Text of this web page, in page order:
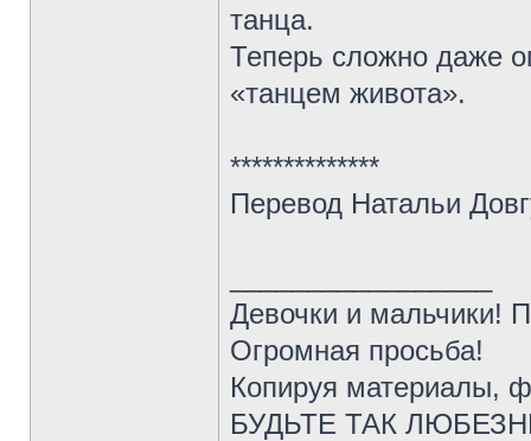
танца.
Теперь сложно даже
«танцем живота».
**************
Перевод Натальи
Девочки и мальчики!
Огромная просьба!
Копируя материалы,
БУДЬТЕ ТАК